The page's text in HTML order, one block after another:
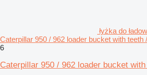
łyżka do
Caterpillar 950 / 962 loader bucket with teeth
6
Caterpillar 950 / 962 loader bucket